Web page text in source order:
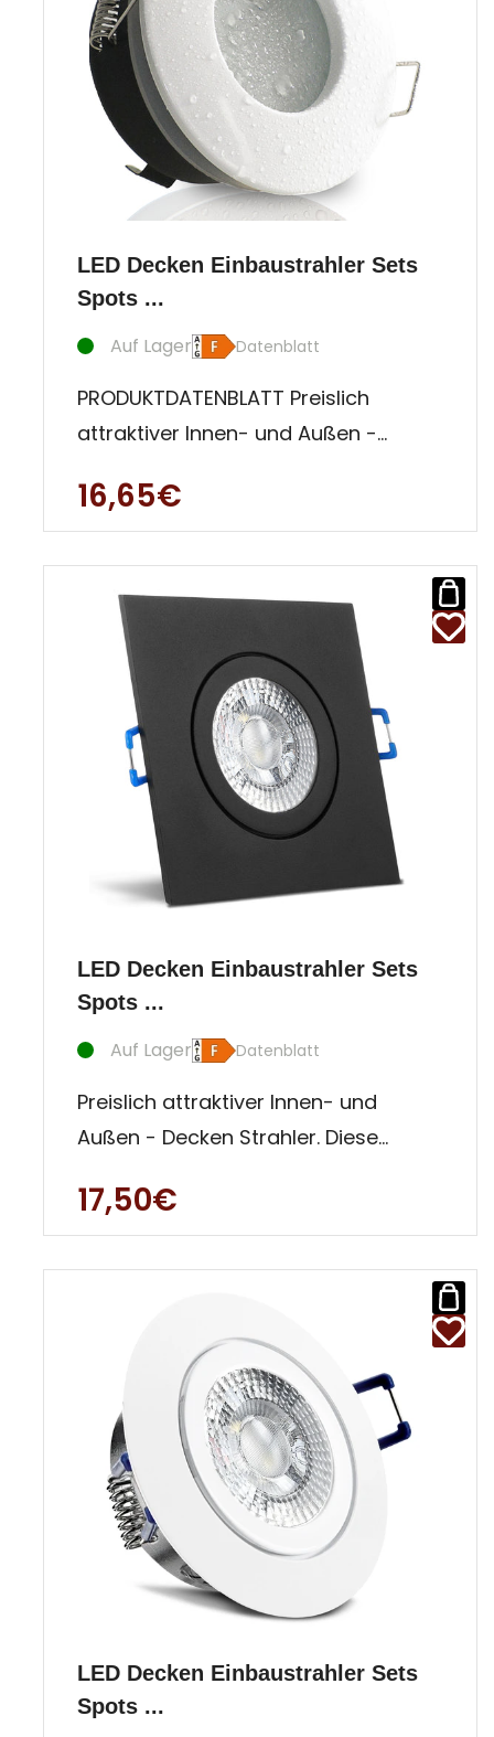
LED Decken Einbaustrahler Sets
Spots ...
Auf Lager Datenblatt
PRODUKTDATENBLATT Preislich
attraktiver Innen- und Außen -
ist
16,65€
LED Decken Einbaustrahler Sets
Spots ...
Auf Lager Datenblatt
Preislich attraktiver Innen- und
Außen - Decken Strahler. Diese
Auße
17,50€
LED Decken Einbaustrahler Sets
Spots ...